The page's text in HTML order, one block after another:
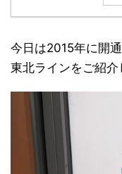
今日は2015年に開
東北ラインをご紹介